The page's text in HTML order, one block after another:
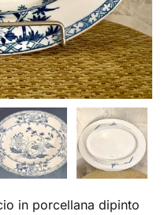
in porcellana dipinto